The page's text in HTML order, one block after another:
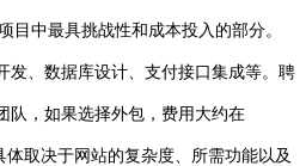
中最具挑战性和成本投入的部分。
发、数据库设计、支付接口集成等。聘
队，如果选择外包，费用大约在
体取决于网站的复杂度、所需功能以及